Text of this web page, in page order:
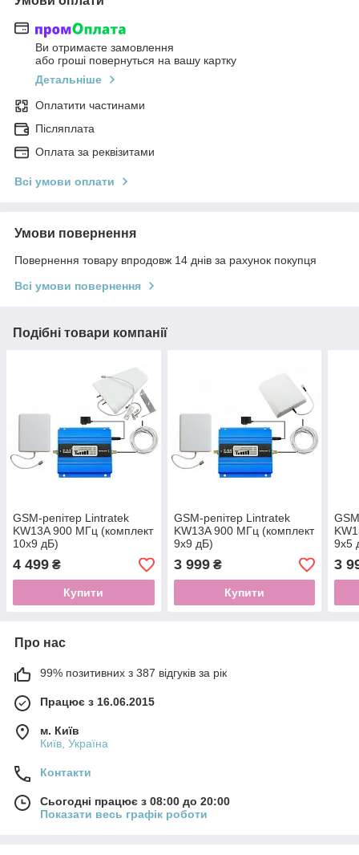
Ви отримаєте замовлення
або гроші повернуться на вашу картку
Детальніше
Оплатити частинами
Післяплата
Оплата за реквізитами
Всі умови оплати
Умови повернення
Повернення товару впродовж 14 днів за рахунок покупця
Всі умови повернення
Подібні товари компанії
GSM-репітер Lintratek
KW13A 900 МГц (комплект
10x9 дБ)
4 499 ₴
Купити
GSM-репітер Lintratek
KW13A 900 МГц (комплект
9x9 дБ)
3 999₴
Купити
9x5
3
Про нас
99% позитивних з 387 відгуків за рік
Працює з 16.06.2015
м. Київ
Київ, Україна
Контакти
Сьогодні працює з 08:00 до 20:00
Показати весь графік роботи